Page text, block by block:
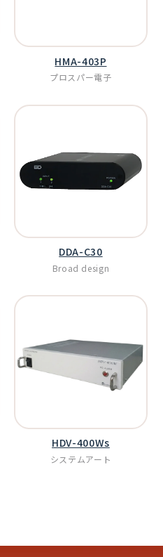
HMA-403P
プロスパー電子
DDA-C30
Broad design
HDV-400Ws
システムアート